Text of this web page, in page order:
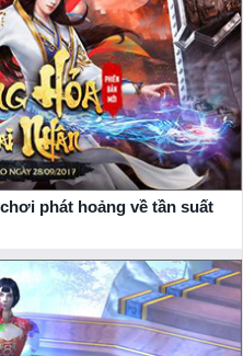
phát hoảng về tần suất